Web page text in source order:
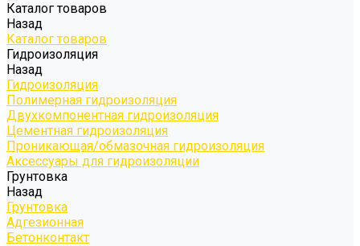
Каталог товаров
Назад
Каталог товаров
Гидроизоляция
Назад
Гидроизоляция
Полимерная гидроизоляция
Двухкомпонентная гидроизоляция
Цементная гидроизоляция
Проникающая/обмазочная гидроизоляция
Аксессуары для гидроизоляции
Грунтовка
Назад
Грунтовка
Адгезионная
Бетонконтакт